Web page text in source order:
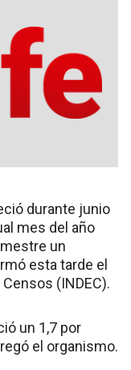
durante junio
mes del año
un
esta tarde el
(INDEC).
un 1,7 por
el organismo.